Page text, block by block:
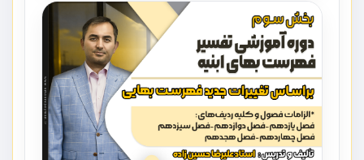
مشاور در امر بازنگری فهرست بها رشته ابنیه ارائه شده و به تمام
همکارانی که در حوزه صنعت ساخت در حال فعالیت هستند حتما
توصیه می کنیم از مطالب این دوره استفاده نمایند.